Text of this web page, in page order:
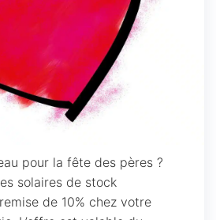
pour la fête des pères ?
solaires de stock
de 10% chez votre